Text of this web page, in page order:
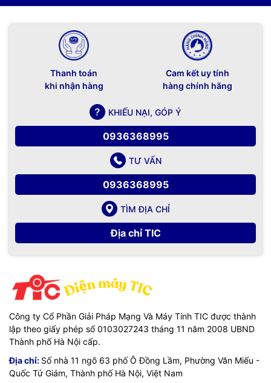
Thanh toán
khi nhận hàng
Cam kết uy tính
hàng chính hãng
KHIẾU NẠI, GÓP Ý
0936368995
TƯ VẤN
0936368995
TÌM ĐỊA CHỈ
Địa chỉ TIC
Công ty Cổ Phần Giải Pháp Mạng Và Máy Tính TIC được thành
lập theo giấy phép số 0103027243 tháng 11 năm 2008 UBND
Thành phố Hà Nội cấp.
Địa chỉ: Số nhà 11 ngõ 63 phố Ô Đồng Lầm, Phường Văn Miếu -
Quốc Tử Giám, Thành phố Hà Nội, Việt Nam